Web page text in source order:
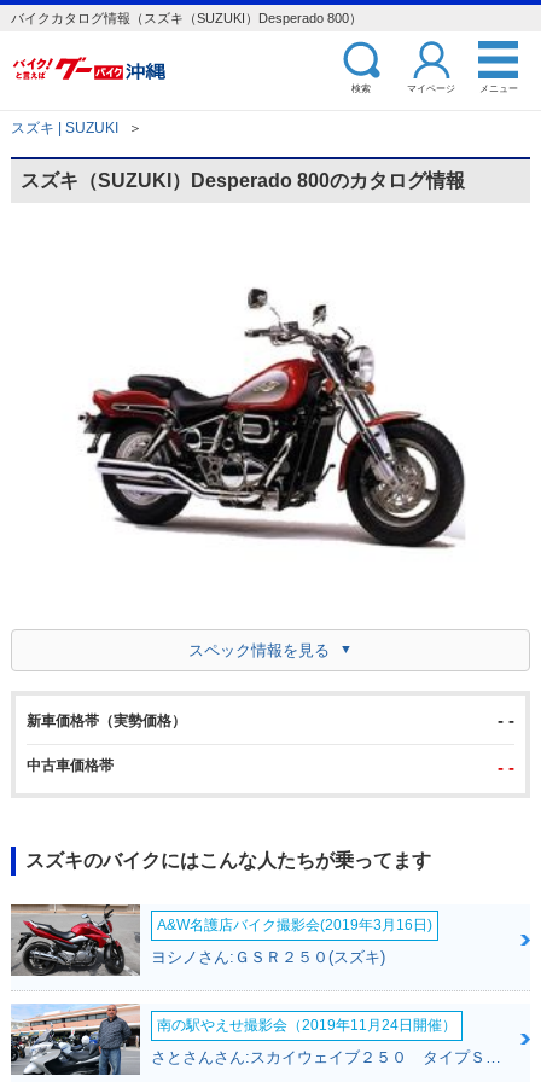
バイクカタログ情報（スズキ（SUZUKI）Desperado 800）
検索 マイページ メニュー
スズキ | SUZUKI ＞
スズキ（SUZUKI）Desperado 800のカタログ情報
スペック情報を見る
新車価格帯（実勢価格） - -
中古車価格帯 - -
スズキのバイクにはこんな人たちが乗ってます
A&W名護店バイク撮影会(2019年3月16日)
ヨシノさん:ＧＳＲ２５０(スズキ)
南の駅やえせ撮影会（2019年11月24日開催）